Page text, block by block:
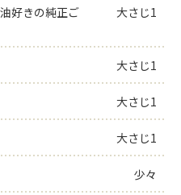
好きの純正ご
大さじ1
大さじ1
大さじ1
大さじ1
少々